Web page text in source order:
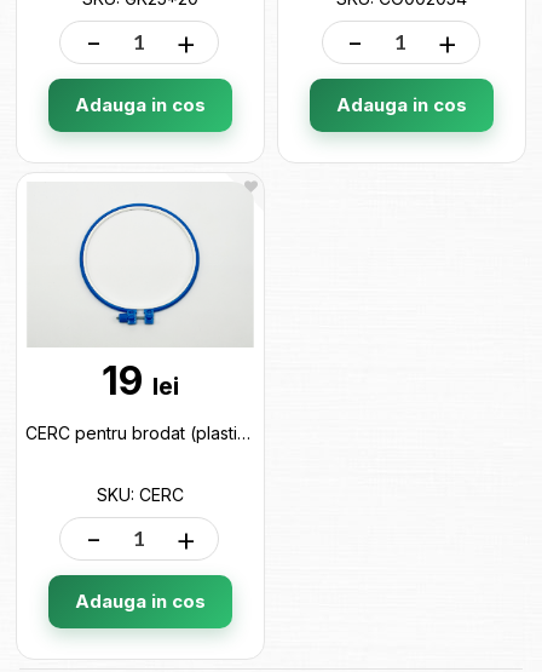
- +
Adauga in cos
- +
Adauga in cos
19 lei
CERC pentru brodat (plastic) CERC
SKU: CERC
- +
Adauga in cos